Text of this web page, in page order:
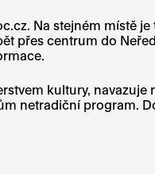
Na stejném místě
přes centrum do
kultury,
netradiční program.